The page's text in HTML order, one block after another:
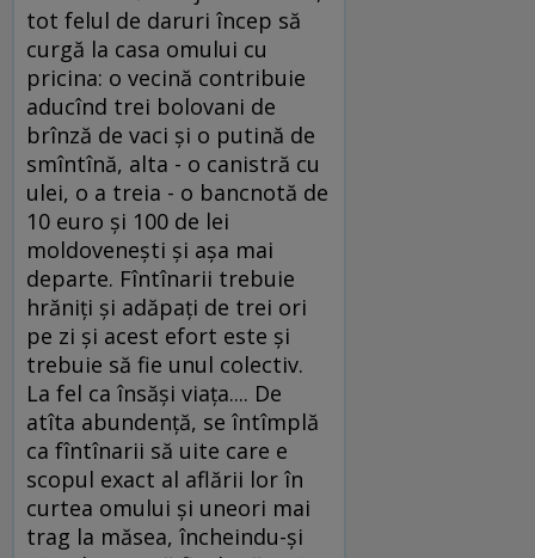
tot felul de daruri încep să
curgă la casa omului cu
pricina: o vecină contribuie
aducînd trei bolovani de
brînză de vaci şi o putină de
smîntînă, alta - o canistră cu
ulei, o a treia - o bancnotă de
10 euro şi 100 de lei
moldoveneşti şi aşa mai
departe. Fîntînarii trebuie
hrăniţi şi adăpaţi de trei ori
pe zi şi acest efort este şi
trebuie să fie unul colectiv.
La fel ca însăşi viaţa.... De
atîta abundenţă, se întîmplă
ca fîntînarii să uite care e
scopul exact al aflării lor în
curtea omului şi uneori mai
trag la măsea, încheindu-şi